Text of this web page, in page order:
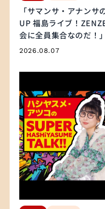
「サマンサ・アナン
UP 福島ライブ！
会に全員集合なのだ！
2026.08.07